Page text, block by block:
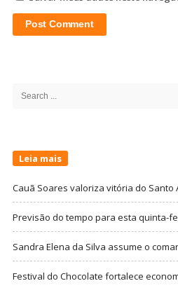
Search
Leia mais
Cauã Soares valoriza vitória do
Previsão do tempo para esta quinta-
Sandra Elena da Silva assume o
Festival do Chocolate fortalece